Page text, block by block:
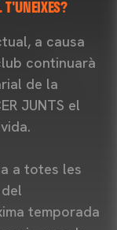
T'UNEIXES?
a causa
continuarà
de la
JUNTS el
a totes les
temporada